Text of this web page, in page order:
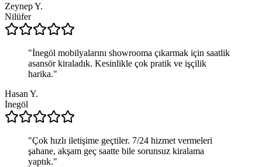
Zeynep Y.
Nilüfer
"İnegöl mobilyalarını showrooma çıkarmak için saatlik
asansör kiraladık. Kesinlikle çok pratik ve işçilik
harika."
Hasan Y.
İnegöl
"Çok hızlı iletişime geçtiler. 7/24 hizmet vermeleri
şahane, akşam geç saatte bile sorunsuz kiralama
yaptık."